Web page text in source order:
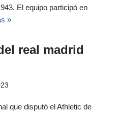
El equipo participó en
»
real madrid
que disputó el Athletic de